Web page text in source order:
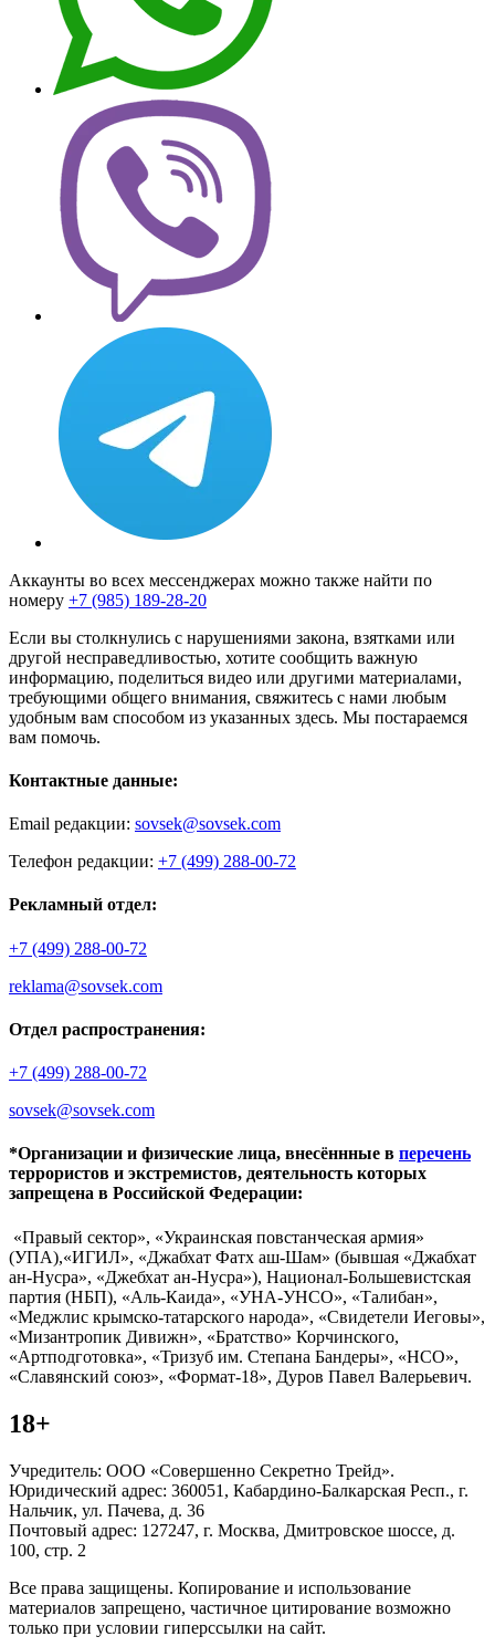
Аккаунты во всех мессенджерах можно также найти по
номеру +7 (985) 189-28-20
Если вы столкнулись с нарушениями закона, взятками или
другой несправедливостью, хотите сообщить важную
информацию, поделиться видео или другими материалами,
требующими общего внимания, свяжитесь с нами любым
удобным вам способом из указанных здесь. Мы постараемся
вам помочь.
Контактные данные:
Email редакции: sovsek@sovsek.com
Телефон редакции: +7 (499) 288-00-72
Рекламный отдел:
+7 (499) 288-00-72
reklama@sovsek.com
Отдел распространения:
+7 (499) 288-00-72
sovsek@sovsek.com
*Организации и физические лица, внесённные в перечень
террористов и экстремистов, деятельность которых
запрещена в Российской Федерации:
«Правый сектор», «Украинская повстанческая армия»
(УПА),«ИГИЛ», «Джабхат Фатх аш-Шам» (бывшая «Джабхат
ан-Нусра», «Джебхат ан-Нусра»), Национал-Большевистская
партия (НБП), «Аль-Каида», «УНА-УНСО», «Талибан»,
«Меджлис крымско-татарского народа», «Свидетели Иеговы»,
«Мизантропик Дивижн», «Братство» Корчинского,
«Артподготовка», «Тризуб им. Степана Бандеры», «НСО»,
«Славянский союз», «Формат-18», Дуров Павел Валерьевич.
18+
Учредитель: ООО «Совершенно Секретно Трейд».
Юридический адрес: 360051, Кабардино-Балкарская Респ., г.
Нальчик, ул. Пачева, д. 36
Почтовый адрес: 127247, г. Москва, Дмитровское шоссе, д.
100, стр. 2
Все права защищены. Копирование и использование
материалов запрещено, частичное цитирование возможно
только при условии гиперссылки на сайт.